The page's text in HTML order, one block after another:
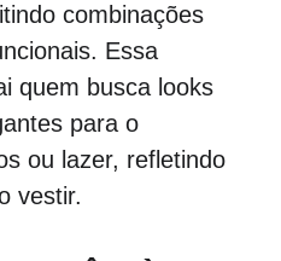
combinações
Essa
quem busca looks
para o
ou lazer, refletindo
vestir.